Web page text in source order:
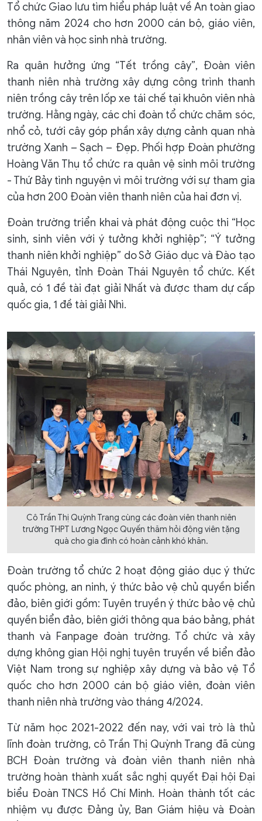
Tổ chức Giao lưu tìm hiểu pháp luật về An toàn giao
thông năm 2024 cho hơn 2000 cán bộ, giáo viên,
nhân viên và học sinh nhà trường.
Ra quân hưởng ứng “Tết trồng cây”, Đoàn viên
thanh niên nhà trường xây dựng công trình thanh
niên trồng cây trên lốp xe tái chế tại khuôn viên nhà
trường. Hằng ngày, các chi đoàn tổ chức chăm sóc,
nhổ cỏ, tưới cây góp phần xây dựng cảnh quan nhà
trường Xanh – Sạch – Đẹp. Phối hợp Đoàn phường
Hoàng Văn Thụ tổ chức ra quân vệ sinh môi trường
- Thứ Bảy tình nguyện vì môi trường với sự tham gia
của hơn 200 Đoàn viên thanh niên của hai đơn vị.
Đoàn trường triển khai và phát động cuộc thi “Học
sinh, sinh viên với ý tưởng khởi nghiệp”; “Ý tưởng
thanh niên khởi nghiệp” do Sở Giáo dục và Đào tạo
Thái Nguyên, tỉnh Đoàn Thái Nguyên tổ chức. Kết
quả, có 1 đề tài đạt giải Nhất và được tham dự cấp
quốc gia, 1 đề tài giải Nhì.
Cô Trần Thị Quỳnh Trang cùng các đoàn viên thanh niên
trường THPT Lương Ngọc Quyến thăm hỏi động viên tặng
quà cho gia đình có hoàn cảnh khó khăn.
Đoàn trường tổ chức 2 hoạt động giáo dục ý thức
quốc phòng, an ninh, ý thức bảo vệ chủ quyền biển
đảo, biên giới gồm: Tuyên truyền ý thức bảo vệ chủ
quyền biển đảo, biên giới thông qua báo bảng, phát
thanh và Fanpage đoàn trường. Tổ chức và xây
dựng không gian Hội nghị tuyên truyền về biển đảo
Việt Nam trong sự nghiệp xây dựng và bảo vệ Tổ
quốc cho hơn 2000 cán bộ giáo viên, đoàn viên
thanh niên nhà trường vào tháng 4/2024.
Từ năm học 2021-2022 đến nay, với vai trò là thủ
lĩnh đoàn trường, cô Trần Thị Quỳnh Trang đã cùng
BCH Đoàn trường và đoàn viên thanh niên nhà
trường hoàn thành xuất sắc nghị quyết Đại hội Đại
biểu Đoàn TNCS Hồ Chí Minh. Hoàn thành tốt các
nhiệm vụ được Đảng ủy, Ban Giám hiệu và Đoàn